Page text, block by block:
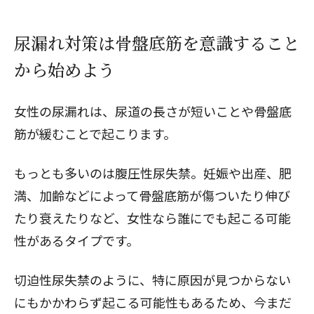
尿漏れ対策は骨盤底筋を意識すること
から始めよう
女性の尿漏れは、尿道の長さが短いことや骨盤底
筋が緩むことで起こります。
もっとも多いのは腹圧性尿失禁。妊娠や出産、肥
満、加齢などによって骨盤底筋が傷ついたり伸び
たり衰えたりなど、女性なら誰にでも起こる可能
性があるタイプです。
切迫性尿失禁のように、特に原因が見つからない
にもかかわらず起こる可能性もあるため、今まだ